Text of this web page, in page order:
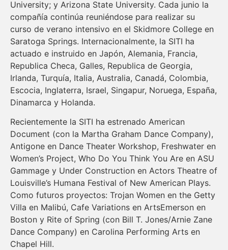
University; y Arizona State University. Cada junio la
compañía continúa reuniéndose para realizar su
curso de verano intensivo en el Skidmore College en
Saratoga Springs. Internacionalmente, la SITI ha
actuado e instruido en Japón, Alemania, Francia,
Republica Checa, Galles, Republica de Georgia,
Irlanda, Turquía, Italia, Australia, Canadá, Colombia,
Escocia, Inglaterra, Israel, Singapur, Noruega, España,
Dinamarca y Holanda.
Recientemente la SITI ha estrenado American
Document (con la Martha Graham Dance Company),
Antigone en Dance Theater Workshop, Freshwater en
Women’s Project, Who Do You Think You Are en ASU
Gammage y Under Construction en Actors Theatre of
Louisville’s Humana Festival of New American Plays.
Como futuros proyectos: Trojan Women en the Getty
Villa en Malibú, Cafe Variations en ArtsEmerson en
Boston y Rite of Spring (con Bill T. Jones/Arnie Zane
Dance Company) en Carolina Performing Arts en
Chapel Hill.